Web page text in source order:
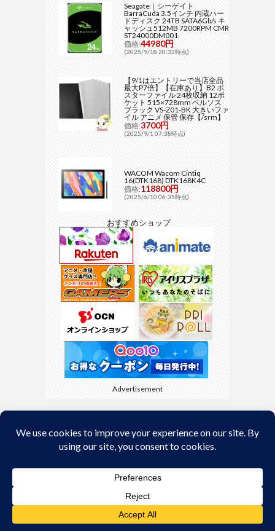
Seagate｜シーゲイト
BarraCuda 3.5インチ 内蔵ハー
ドディスク 24TB SATA6Gb/s キ
ャッシュ512MB 7200RPM CMR
ST24000DM001
価格:44980円
(2025/9/18 20:32時点)
【9/1はエントリーで当店全品
最大P7倍】【在庫あり】B2 ポ
スターファイル 24枚収納 12ポ
ケット 515×728mm ベルソス
ブラック VS-Z01-BK 大きいファ
イル アニメ 保管 保存【/srm】
価格:3700円
(2025/9/1 07:38時点)
WACOM Wacom Cintiq
16(DTK168) DTK168K4C
価格:118800円
(2025/6/10 06:35時点)
おすすめショップ
Advertisement
Back to Top
© Copyright 2026kyamaBlog